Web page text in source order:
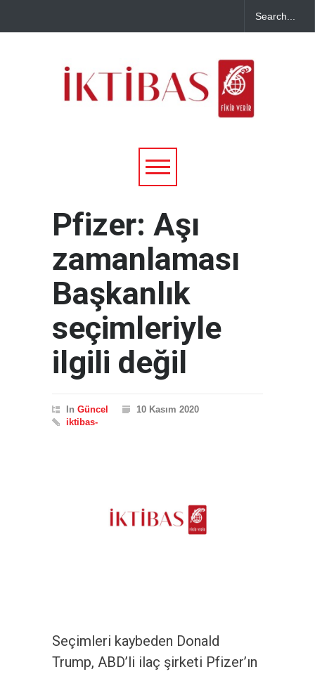
Pfizer: Aşı
zamanlaması
Başkanlık
seçimleriyle
ilgili değil
In Güncel
10 Kasım 2020
iktibas-
Seçimleri kaybeden Donald
Trump, ABD’li ilaç şirketi Pfizer’ın